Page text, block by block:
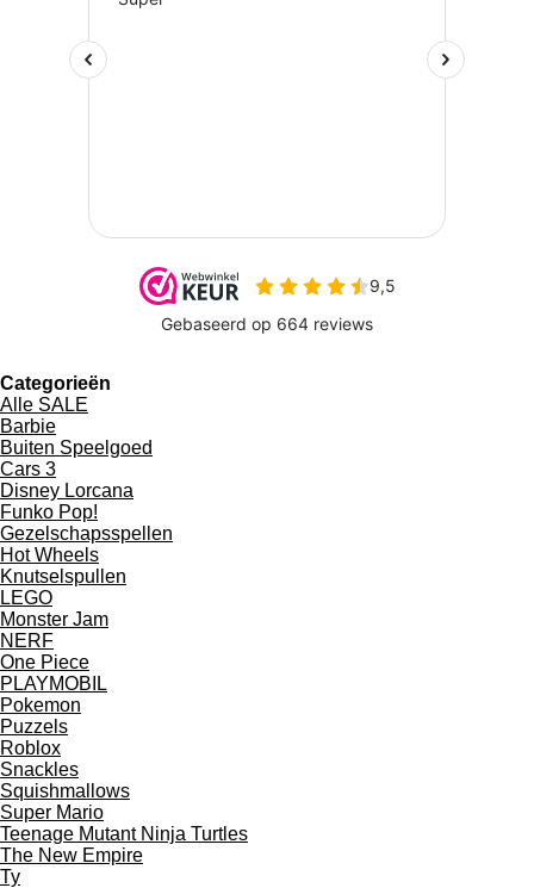
Categorieën
Alle SALE
Barbie
Buiten Speelgoed
Cars 3
Disney Lorcana
Funko Pop!
Gezelschapsspellen
Hot Wheels
Knutselspullen
LEGO
Monster Jam
NERF
One Piece
PLAYMOBIL
Pokemon
Puzzels
Roblox
Snackles
Squishmallows
Super Mario
Teenage Mutant Ninja Turtles
The New Empire
Ty